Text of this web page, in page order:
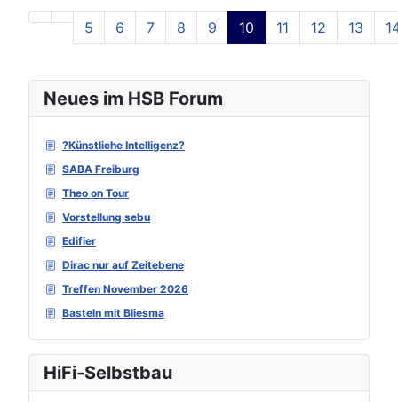
Neues im HSB Forum
?Künstliche Intelligenz?
SABA Freiburg
Theo on Tour
Vorstellung sebu
Edifier
Dirac nur auf Zeitebene
Treffen November 2026
Basteln mit Bliesma
HiFi-Selbstbau
Seite 10 von 129
5 6 7 8 9 10 11 12 13